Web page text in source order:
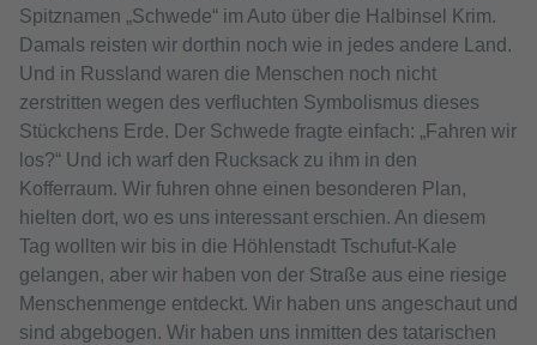
Spitznamen „Schwede“ im Auto über die Halbinsel Krim.
Damals reisten wir dorthin noch wie in jedes andere Land.
Und in Russland waren die Menschen noch nicht
zerstritten wegen des verfluchten Symbolismus dieses
Stückchens Erde. Der Schwede fragte einfach: „Fahren wir
los?“ Und ich warf den Rucksack zu ihm in den
Kofferraum. Wir fuhren ohne einen besonderen Plan,
hielten dort, wo es uns interessant erschien. An diesem
Tag wollten wir bis in die Höhlenstadt Tschufut-Kale
gelangen, aber wir haben von der Straße aus eine riesige
Menschenmenge entdeckt. Wir haben uns angeschaut und
sind abgebogen. Wir haben uns inmitten des tatarischen